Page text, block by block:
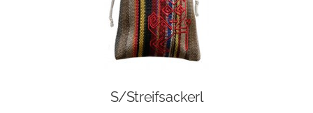
S/Streifsackerl